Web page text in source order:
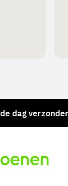
verzonden